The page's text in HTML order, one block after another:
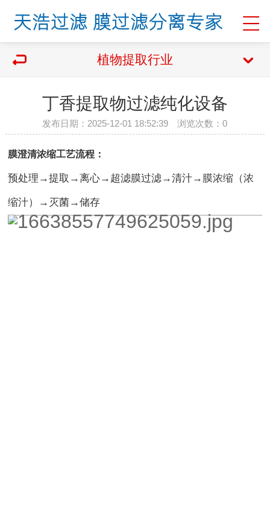
植物提取行业
丁香提取物过滤纯化设备
发布日期：2025-12-01 18:52:39 浏览次数：0
膜澄清浓缩工艺流程：
预处理→提取→离心→超滤膜过滤→清汁→膜浓缩（浓
缩汁）→灭菌→储存